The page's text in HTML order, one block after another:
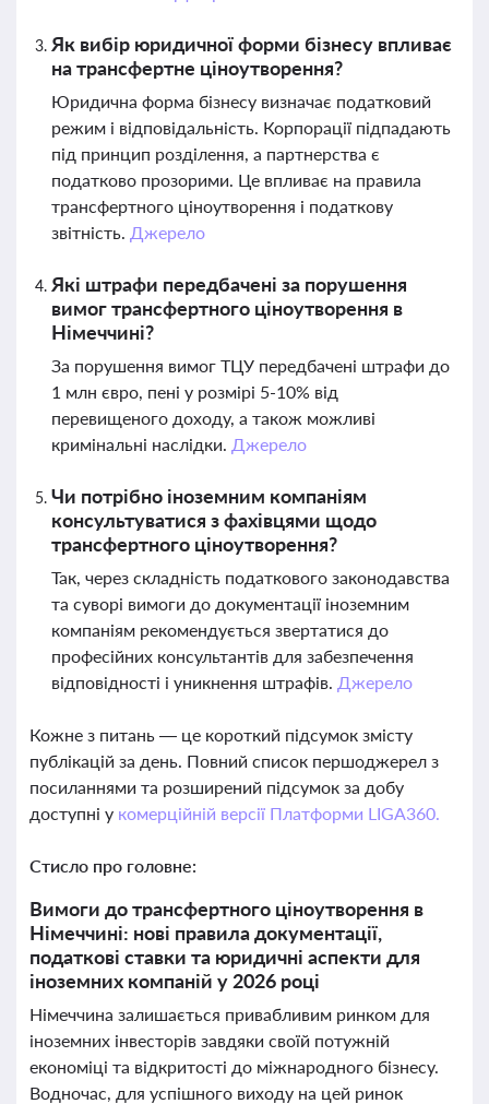
Як вибір юридичної форми бізнесу впливає
на трансфертне ціноутворення?
Юридична форма бізнесу визначає податковий
режим і відповідальність. Корпорації підпадають
під принцип розділення, а партнерства є
податково прозорими. Це впливає на правила
трансфертного ціноутворення і податкову
звітність. Джерело
Які штрафи передбачені за порушення
вимог трансфертного ціноутворення в
Німеччині?
За порушення вимог ТЦУ передбачені штрафи до
1 млн євро, пені у розмірі 5-10% від
перевищеного доходу, а також можливі
кримінальні наслідки. Джерело
Чи потрібно іноземним компаніям
консультуватися з фахівцями щодо
трансфертного ціноутворення?
Так, через складність податкового законодавства
та суворі вимоги до документації іноземним
компаніям рекомендується звертатися до
професійних консультантів для забезпечення
відповідності і уникнення штрафів. Джерело
Кожне з питань — це короткий підсумок змісту
публікацій за день. Повний список першоджерел з
посиланнями та розширений підсумок за добу
доступні у комерційній версії Платформи LIGA360.
Стисло про головне:
Вимоги до трансфертного ціноутворення в
Німеччині: нові правила документації,
податкові ставки та юридичні аспекти для
іноземних компаній у 2026 році
Німеччина залишається привабливим ринком для
іноземних інвесторів завдяки своїй потужній
економіці та відкритості до міжнародного бізнесу.
Водночас, для успішного виходу на цей ринок